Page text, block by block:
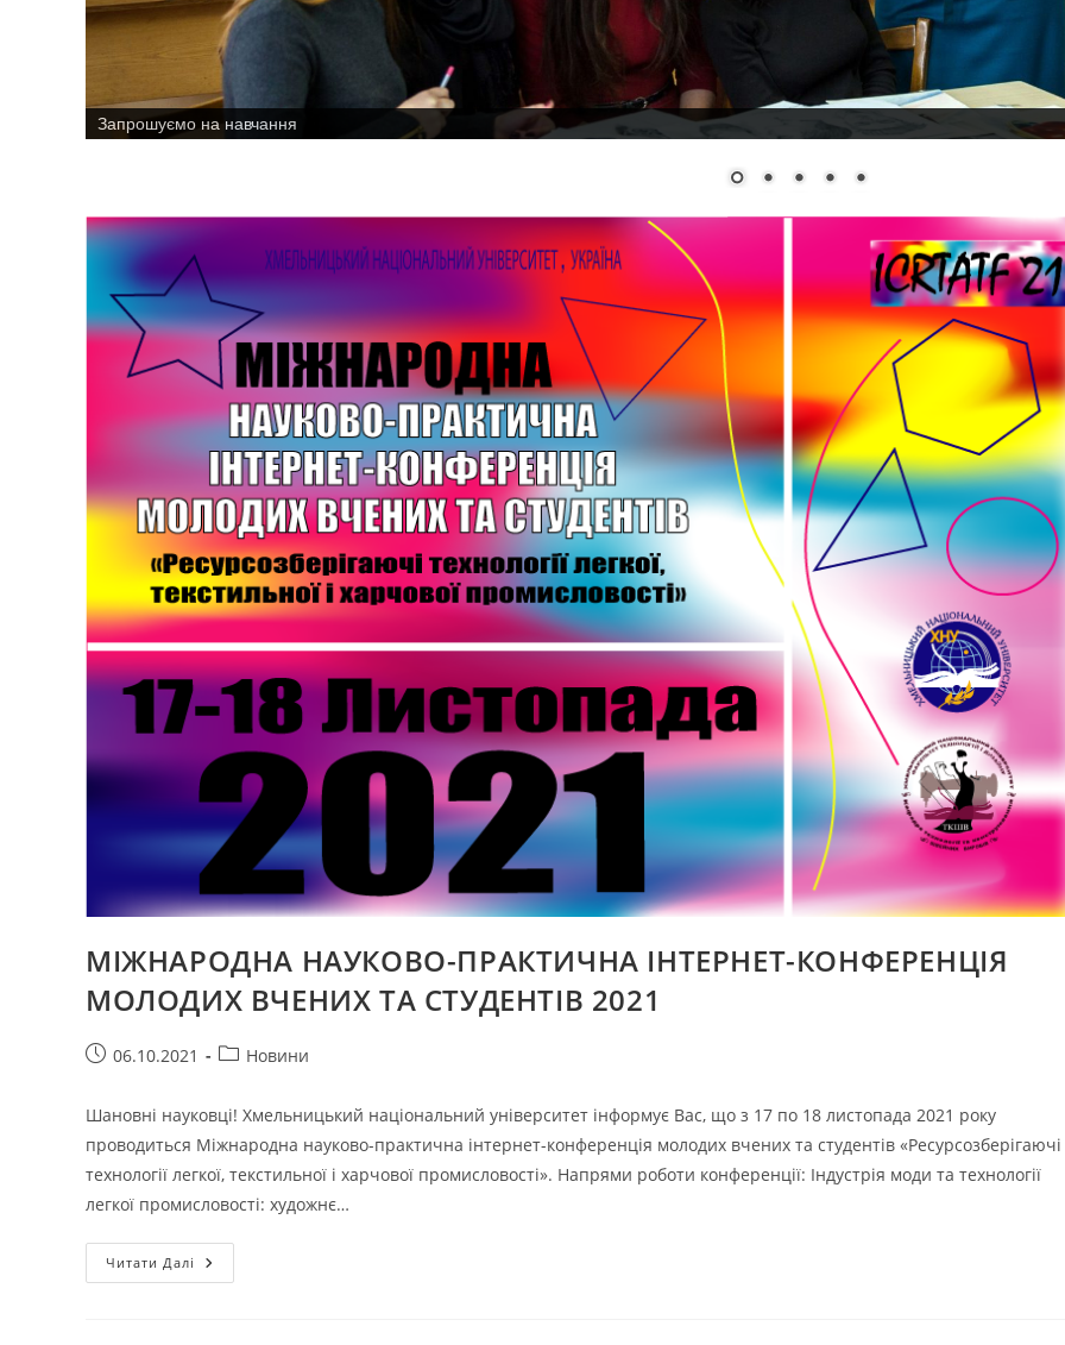
Методичне забезпечення
МІЖНАРОДНА НАУКОВО-ПРАКТИЧНА ІНТЕРНЕТ-КОНФЕРЕНЦІЯ
МОЛОДИХ ВЧЕНИХ ТА СТУДЕНТІВ 2021
Запис06.10.2021
Категорія
Новини
Шановні науковці! Хмельницький національний університет інформує Вас, що з 17 по 18 листопада 2021 року
проводиться Міжнародна науково-практична інтернет-конференція молодих вчених та студентів «Ресурсозберігаючі
технології легкої, текстильної і харчової промисловості». Напрями роботи конференції: Індустрія моди та технології
легкої промисловості: художнє…
Читати Далі МІЖНАРОДНА
НАУКОВО-